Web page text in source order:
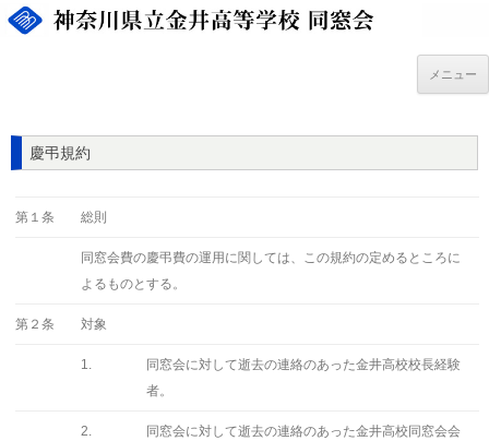
ン
メニュー
慶弔規約
第１条 総則
同窓会費の慶弔費の運用に関しては、この規約の定めるところに
よるものとする。
第２条 対象
1.
同窓会に対して逝去の連絡のあった金井高校校長経験
者。
2.
同窓会に対して逝去の連絡のあった金井高校同窓会会